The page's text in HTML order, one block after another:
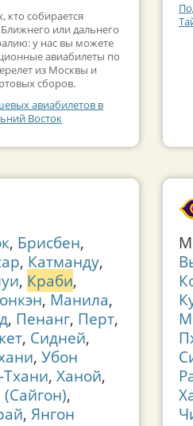
кто собирается
или дальнего
у нас вы можете
авиабилеты по
из Москвы и
сборов.
авиабилетов в
Восток
, Брисбен,
, Катманду,
, Краби,
, Манила,
, Пенанг, Перт,
, Сидней,
, Убон
, Ханой,
,
, Янгон